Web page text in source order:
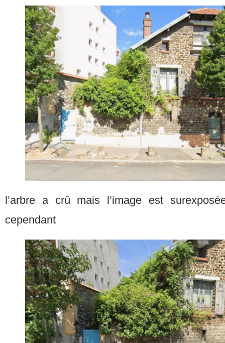
l’arbre a crû mais l’image est
cependant